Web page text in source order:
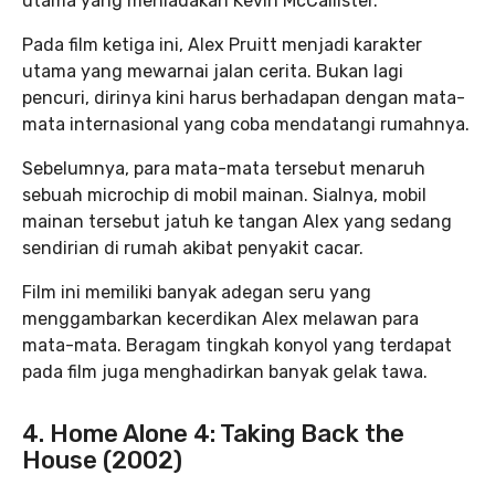
Pada film ketiga ini, Alex Pruitt menjadi karakter
utama yang mewarnai jalan cerita. Bukan lagi
pencuri, dirinya kini harus berhadapan dengan mata-
mata internasional yang coba mendatangi rumahnya.
Sebelumnya, para mata-mata tersebut menaruh
sebuah microchip di mobil mainan. Sialnya, mobil
mainan tersebut jatuh ke tangan Alex yang sedang
sendirian di rumah akibat penyakit cacar.
Film ini memiliki banyak adegan seru yang
menggambarkan kecerdikan Alex melawan para
mata-mata. Beragam tingkah konyol yang terdapat
pada film juga menghadirkan banyak gelak tawa.
4. Home Alone 4: Taking Back the
House (2002)